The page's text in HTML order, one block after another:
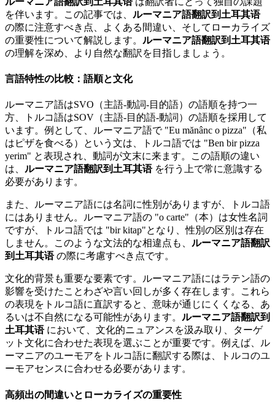
を伴います。この記事では、 ルーマニア語翻訳到土耳其语
の際に注意すべき点、よくある間違い、そしてローカライズ
の重要性について解説します。 ルーマニア語翻訳到土耳其语
の理解を深め、より自然な翻訳を目指しましょう。
言語特性の比較：語順と文化
ルーマニア語はSVO（主語-動詞-目的語）の語順を持つ一
方、トルコ語はSOV（主語-目的語-動詞）の語順を採用して
います。例として、ルーマニア語で "Eu mănânc o pizza"（私
はピザを食べる）という文は、トルコ語では "Ben bir pizza
yerim" と表現され、動詞が文末に来ます。この語順の違い
は、 ルーマニア語翻訳到土耳其语を行う上で常に意識する
必要があります。
また、ルーマニア語には名詞に性別がありますが、トルコ語
にはありません。ルーマニア語の "o carte"（本）は女性名詞
ですが、トルコ語では "bir kitap"となり、性別の区別は存在
しません。このような文法的な相違点も、 ルーマニア語翻訳
到土耳其语の際に考慮すべき点です。
文化的背景も重要な要素です。ルーマニア語にはラテン語の
影響を受けたことわざや言い回しが多く存在します。これら
の表現をトルコ語に直訳すると、意味が通じにくくなる、あ
るいは不自然になる可能性があります。 ルーマニア語翻訳到
土耳其语において、文化的ニュアンスを汲み取り、ターゲ
ット文化に合わせた表現を選ぶことが重要です。例えば、ル
ーマニアのユーモアをトルコ語に翻訳する際は、トルコのユ
ーモアセンスに合わせる必要があります。
高頻出の間違いとローカライズの重要性